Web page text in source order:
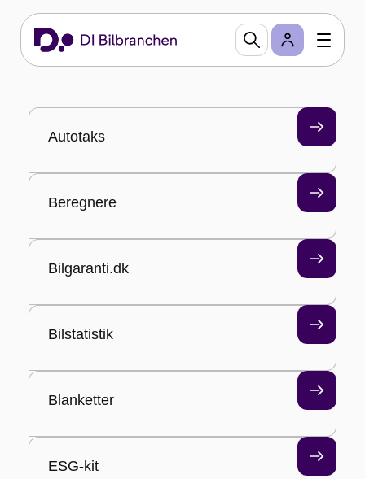
Medlemsfordele
Som medlem af DI Bilbranchen har du mulighed
for at trække på en række services og netværk, der
kontante fordele såvel som praktiske værktøjer i
Autotaks
Beregnere
Bilgaranti.dk
Bilstatistik
Blanketter
ESG-kit